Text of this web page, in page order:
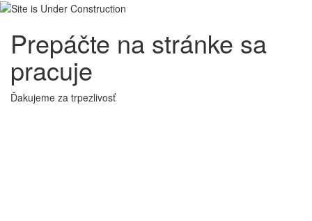
Prepáčte na stránke sa
pracuje
Ďakujeme za trpezlivosť